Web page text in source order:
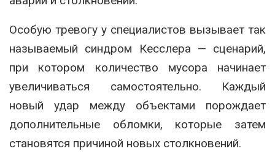
Особую тревогу у специалистов вызывает так
называемый синдром Кесслера — сценарий,
при котором количество мусора начинает
увеличиваться самостоятельно. Каждый
новый удар между объектами порождает
дополнительные обломки, которые затем
становятся причиной новых столкновений.